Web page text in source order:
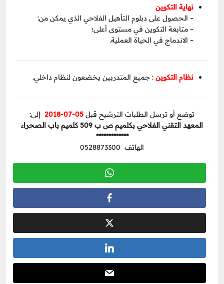
نهاية التكوين
– الحصول على دبلوم التأهيل الفلاحي الذي يمكن من:
– متابعة التكوين في مستوى أعلى؛
– الاندماج في الحياة العملية.
نظام التكوين : جميع المتدربين يخضعون لنظام داخلي.
توضع أو ترسل الطلبات الترشيح قبل
إلى:
المعهد التقني الفلاحي بكلميم ص ب 509 كلميم باب الصحراء
*************
الهاتف 0528873300